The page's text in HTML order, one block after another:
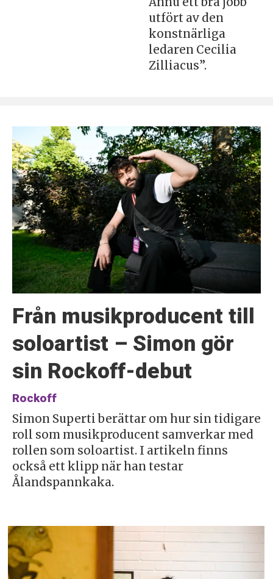
utfört av den
konstnärliga
ledaren Cecilia
Zilliacus”.
Från musikproducent till
soloartist – Simon gör
sin Rockoff-debut
Rockoff
Simon Superti berättar om hur sin tidigare
roll som musikproducent samverkar med
rollen som soloartist. I artikeln finns
också ett klipp när han testar
Ålandspannkaka.